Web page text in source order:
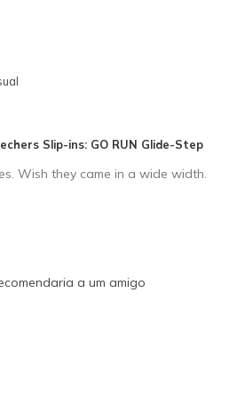
Slip-ins: GO RUN Glide-Step
Wish they came in a wide width.
a um amigo